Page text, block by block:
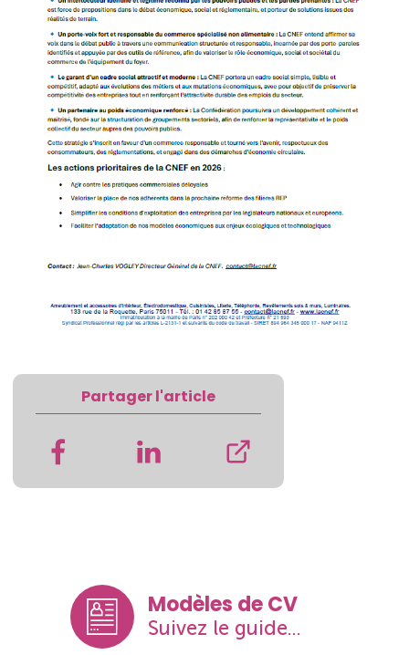
Partager l'article
Modèles de CV
Suivez le guide...